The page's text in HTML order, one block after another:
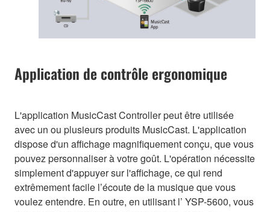
Application de contrôle ergonomique
L'application MusicCast Controller peut être utilisée
avec un ou plusieurs produits MusicCast. L'application
dispose d'un affichage magnifiquement conçu, que vous
pouvez personnaliser à votre goût. L'opération nécessite
simplement d'appuyer sur l'affichage, ce qui rend
extrêmement facile l’écoute de la musique que vous
voulez entendre. En outre, en utilisant l’ YSP-5600, vous